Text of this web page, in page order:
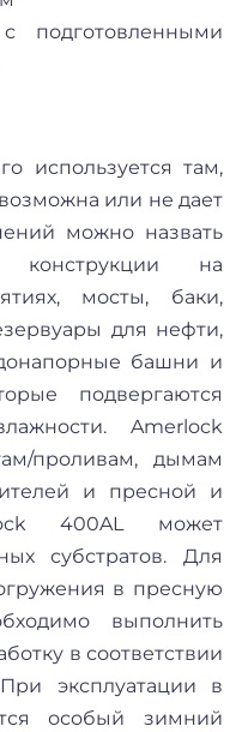
подготовленными
используется там,
или не дает
можно назвать
на
мосты, баки,
для нефти,
башни и
подвергаются
Amerlock
проливам, дымам
и пресной и
400AL может
субстратов. Для
в пресную
выполнить
в соответствии
эксплуатации в
особый зимний